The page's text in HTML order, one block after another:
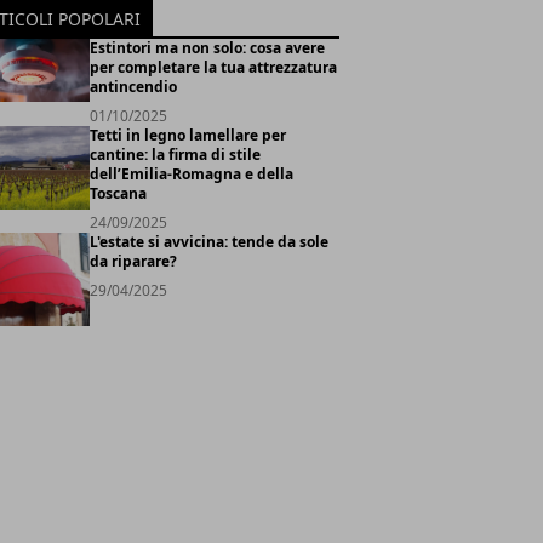
POPOLARI
Estintori ma non solo: cosa avere
per completare la tua attrezzatura
antincendio
01/10/2025
Tetti in legno lamellare per
cantine: la firma di stile
dell’Emilia-Romagna e della
Toscana
24/09/2025
L'estate si avvicina: tende da sole
da riparare?
29/04/2025